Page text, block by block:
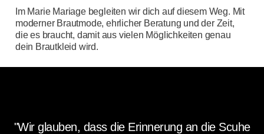
Im Marie Mariage begleiten wir dich auf diesem Weg. Mit
moderner Brautmode, ehrlicher Beratung und der Zeit,
die es braucht, damit aus vielen Möglichkeiten genau
dein Brautkleid wird.
"Wir glauben, dass die Erinnerung an die Scuhe